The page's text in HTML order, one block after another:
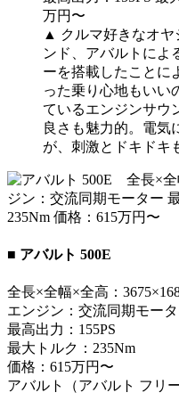
▲ クルマ好きなオヤ
ンド、アバルトによ
ーを搭載したことに
った乗り心地もいい
ているエンジンサウ
良さも魅力的。電気
が、刺激とドキドキ
■ アバルト 500E
全長×全幅×全高：
エンジン：交流同期モー
最高出力：155PS
最大トルク：235Nm
価格：615万円〜
アバルト（アバルト フリ